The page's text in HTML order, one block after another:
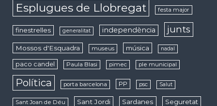
Esplugues de Llobregat festa major
finestrelles generalitat independència junts
Mossos d'Esquadra museus música nadal
paco candel Paula Blasi pimec ple municipal
Política porta barcelona PP psc Salut
Sant Joan de Déu Sant Jordi Sardanes Seguretat